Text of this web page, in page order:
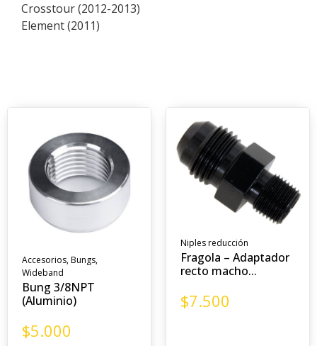
Crosstour (2012-2013)
Element (2011)
Accesorios,Bungs,
Wideband
Bung 3/8NPT
(Aluminio)
$5.000
Niples reducción
Fragola – Adaptador
recto macho...
$7.500